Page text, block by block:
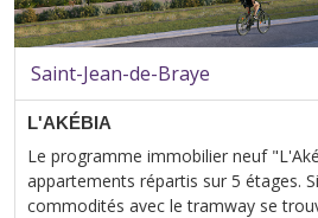
Saint-Jean-de-Braye
L'AKÉBIA
Le programme immobilier neuf
appartements répartis sur 5 étages.
commodités avec le tramway se